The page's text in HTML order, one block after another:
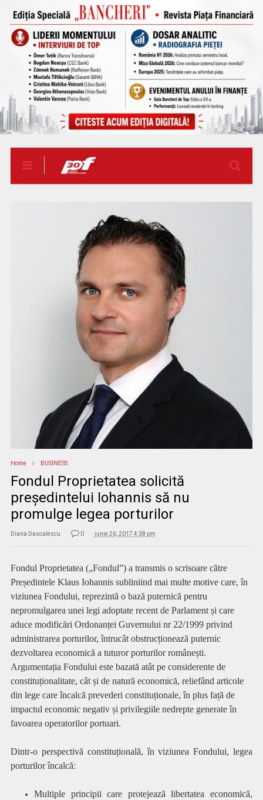
Home BUSINESS
Fondul Proprietatea solicită
preşedintelui Iohannis să nu
promulge legea porturilor
Diana Dascalescu 0 iunie 26, 2017 4:38 pm
Fondul Proprietatea („Fondul”) a transmis o scrisoare către
Președintele Klaus Iohannis subliniind mai multe motive care, în
viziunea Fondului, reprezintă o bază puternică pentru
nepromulgarea unei legi adoptate recent de Parlament și care
aduce modificări Ordonanței Guvernului nr 22/1999 privind
administrarea porturilor, întrucât obstrucționează puternic
dezvoltarea economică a tuturor porturilor românești.
Argumentația Fondului este bazată atât pe considerente de
constituționalitate, cât și de natură economică, reliefând articole
din lege care încalcă prevederi constituționale, în plus față de
impactul economic negativ și privilegiile nedrepte generate în
favoarea operatorilor portuari.
Dintr-o perspectivă constituțională, în viziunea Fondului, legea
porturilor încalcă:
Multiple principii care protejează libertatea economică,